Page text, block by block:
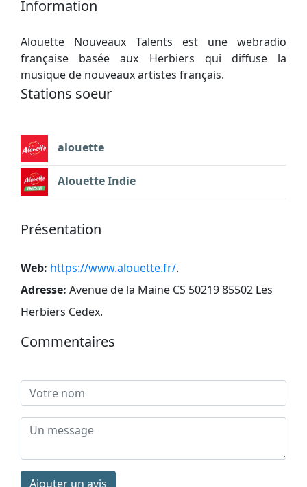
Information
Alouette Nouveaux Talents est une webradio
française basée aux Herbiers qui diffuse la
musique de nouveaux artistes français.
Stations soeur
alouette
Alouette Indie
Présentation
Web: https://www.alouette.fr/.
Adresse: Avenue de la Maine CS 50219 85502 Les
Herbiers Cedex.
Commentaires
Ajouter un avis